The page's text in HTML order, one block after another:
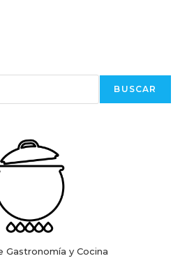
BUSCAR
Gastronomía y Cocina